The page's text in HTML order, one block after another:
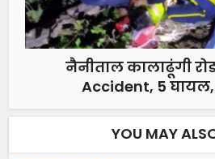
नैनीताल कालाढूंगी
Accident, 5
YOU MAY